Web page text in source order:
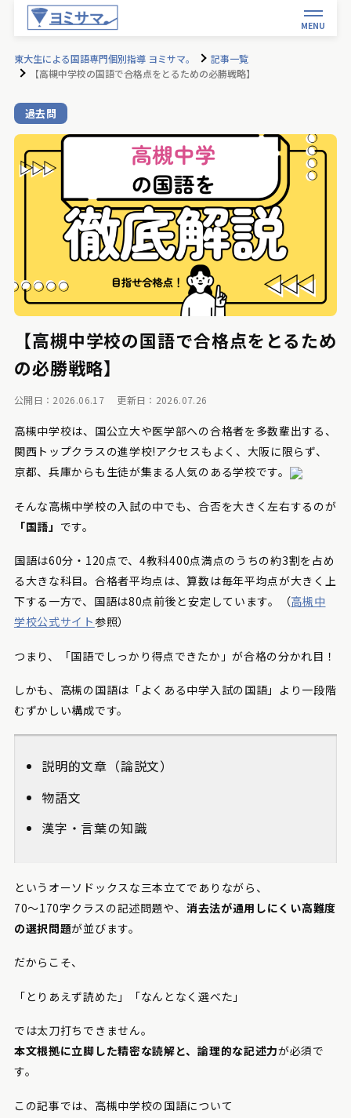
MENU
東大生による国語専門個別指導 ヨミサマ。
記事一覧
【高槻中学校の国語で合格点をとるための必勝戦略】
過去問
【高槻中学校の国語で合格点をとるため
の必勝戦略】
公開日：2026.06.17 更新日：2026.07.26
高槻中学校は、国公立大や医学部への合格者を多数輩出する、
関西トップクラスの進学校!アクセスもよく、大阪に限らず、
京都、兵庫からも生徒が集まる人気のある学校です。
そんな高槻中学校の入試の中でも、合否を大きく左右するのが
「国語」 です。
国語は60分・120点で、4教科400点満点のうちの約3割を占め
る大きな科目。合格者平均点は、算数は毎年平均点が大きく上
下する一方で、国語は80点前後と安定しています。（高槻中
学校公式サイト参照）
つまり、「国語でしっかり得点できたか」が合格の分かれ目！
しかも、高槻の国語は「よくある中学入試の国語」より一段階
むずかしい構成です。
説明的文章（論説文）
物語文
漢字・言葉の知識
というオーソドックスな三本立てでありながら、
70〜170字クラスの記述問題や、 消去法が通用しにくい高難度
の選択問題が並びます。
だからこそ、
「とりあえず読めた」「なんとなく選べた」
では太刀打ちできません。
本文根拠に立脚した精密な読解と、論理的な記述力が必須で
す。
この記事では、高槻中学校の国語について